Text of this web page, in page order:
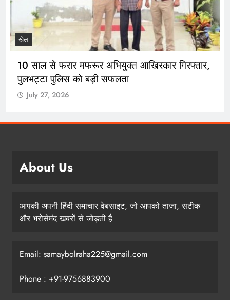
खेल
10 साल से फरार मफरूर अभियुक्त आखिरकार गिरफ्तार,
पुलभट्टा पुलिस को बड़ी सफलता
July 27, 2026
About Us
आपकी अपनी हिंदी समाचार वेबसाइट, जो आपको ताजा, सटीक
और भरोसेमंद खबरों से जोड़ती है
Email: samaybolraha225@gmail.com
Phone : +91-9756883900